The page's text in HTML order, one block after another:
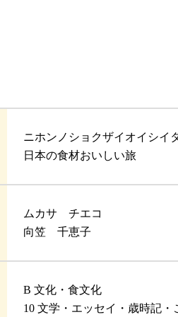
ニホンノショクザイオイシイ
日本の食材おいしい旅
ムカサ チエコ
向笠 千恵子
B 文化・食文化
10 文学・エッセイ・歳時記